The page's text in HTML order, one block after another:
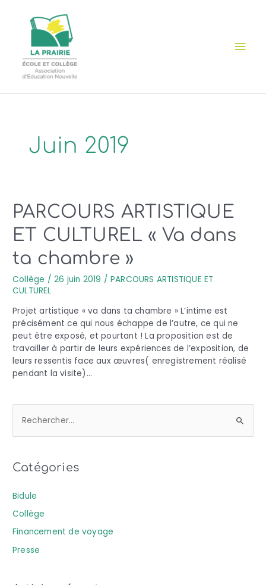
contenu
Juin 2019
PARCOURS ARTISTIQUE
ET CULTUREL « Va dans
ta chambre »
Collège /26 juin 2019 /PARCOURS ARTISTIQUE ET
CULTUREL
Projet artistique « va dans ta chambre » L’intime est
précisément ce qui nous échappe de l’autre, ce qui ne
peut être exposé, et pourtant ! La proposition est de
travailler à partir de leurs expériences de l’exposition, de
leurs ressentis face aux œuvres( enregistrement réalisé
pendant la visite)…
e
h
r
c
h
e
Catégories
Bidule
Collège
Financement de voyage
Presse